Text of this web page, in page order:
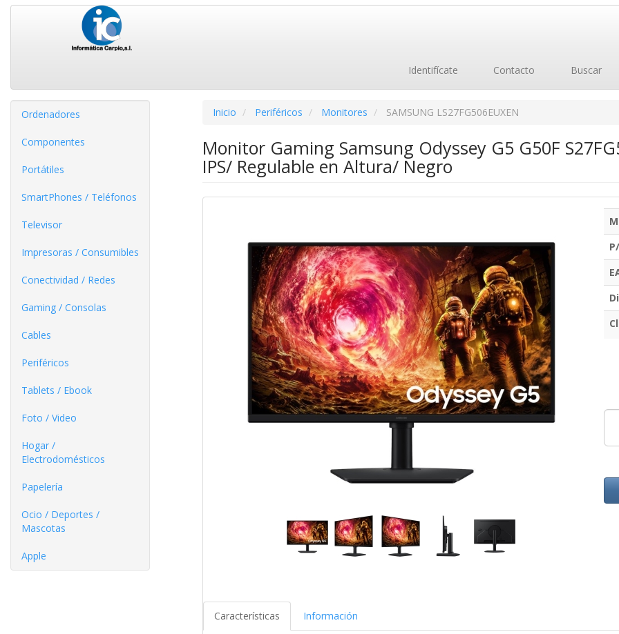
Identifícate Contacto Buscar
Ordenadores
Componentes
Portátiles
SmartPhones / Teléfonos
Televisor
Impresoras / Consumibles
Conectividad / Redes
Gaming / Consolas
Cables
Periféricos
Tablets / Ebook
Foto / Video
Hogar /
Electrodomésticos
Papelería
Ocio / Deportes /
Mascotas
Apple
Inicio Periféricos Monitores SAMSUNG LS27FG506EUXEN
Monitor Gaming Samsung Odyssey G5 G50F
IPS/ Regulable en Altura/ Negro
Características Información